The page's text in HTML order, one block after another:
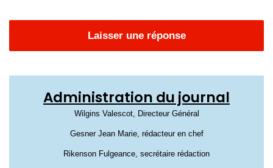
Laisser une réponse
Administration du journal
Wilgins Valescot, Directeur Général
Gesner Jean Marie, rédacteur en chef
Rikenson Fulgeance, secrétaire rédaction